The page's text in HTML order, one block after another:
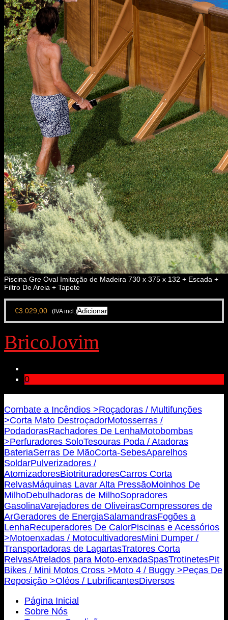
Piscina Gre Oval Imitação de Madeira 730 x 375 x 132 + Escada +
Filtro De Areia + Tapete
€3.029,00 (IVA incl.)Adicionar
BricoJovim
0
Combate a Incêndios >Roçadoras / Multifunções
>Corta Mato DestroçadorMotosserras /
PodadorasRachadores De LenhaMotobombas
>Perfuradores SoloTesouras Poda / Atadoras
BateriaSerras De MãoCorta-SebesAparelhos
SoldarPulverizadores /
AtomizadoresBiotrituradoresCarros Corta
RelvasMáquinas Lavar Alta PressãoMoinhos De
MilhoDebulhadoras de MilhoSopradores
GasolinaVarejadores de OliveirasCompressores de
ArGeradores de EnergiaSalamandrasFogões a
LenhaRecuperadores De CalorPiscinas e Acessórios
>Motoenxadas / MotocultivadoresMini Dumper /
Transportadoras de LagartasTratores Corta
RelvasAtrelados para Moto-enxadaSpasTrotinetesPit
Bikes / Mini Motos Cross >Moto 4 / Buggy >Peças De
Reposição >Oléos / LubrificantesDiversos
Página Inicial
Sobre Nós